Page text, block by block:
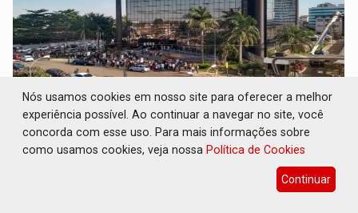
JUDICIÁRIO: Sinjur parabeniza servidores
pelo adicional de incentivo com efeitos
retroativos
Sinjur reforça o compromisso de acompanhar de perto o
Nós usamos cookies em nosso site para oferecer a melhor
experiência possível. Ao continuar a navegar no site, você
concorda com esse uso. Para mais informações sobre
como usamos cookies, veja nossa Política de Cookies
Continuar